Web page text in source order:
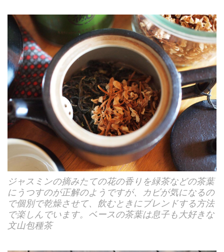
ジャスミンの摘みたての花の香りを緑茶などの茶葉
にうつすのが正解のようですが、カビが気になるの
で個別で乾燥させて、飲むときにブレンドする方法
で楽しんでいます。ベースの茶葉は息子も大好きな
文山包種茶